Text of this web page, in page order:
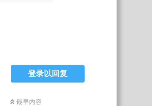
登录以回复
最早内容